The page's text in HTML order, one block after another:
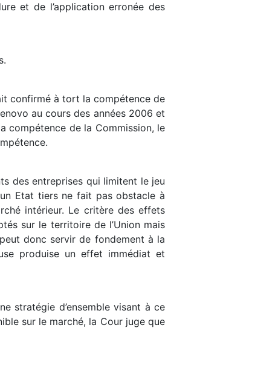
et de l’application erronée des
confirmé à tort la compétence de
au cours des années 2006 et
compétence de la Commission, le
des entreprises qui limitent le jeu
Etat tiers ne fait pas obstacle à
intérieur. Le critère des effets
sur le territoire de l’Union mais
donc servir de fondement à la
produise un effet immédiat et
stratégie d’ensemble visant à ce
sur le marché, la Cour juge que